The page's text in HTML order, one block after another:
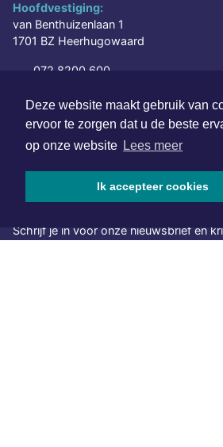
Deze website maakt gebruik van
ervoor te zorgen dat u de beste
op onze website Lees meer
Ik accepteer cookies
Hoofdvestiging:
van Benthuizenlaan 1
1701 BZ Heerhugowaard
072 8200 600
www.xyto.nl
SOCIAL MEDIA
NIEUWSBRIEF AANMELDEN
Schrijf je in voor onze nieuwsbrief en